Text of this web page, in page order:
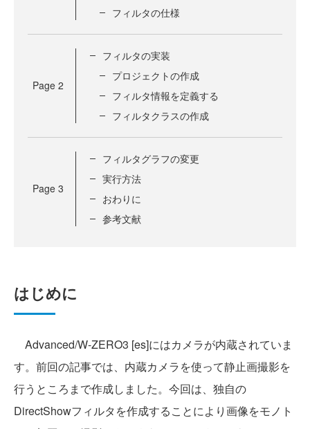
フィルタの仕様
Page 2
フィルタの実装
プロジェクトの作成
フィルタ情報を定義する
フィルタクラスの作成
Page 3
フィルタグラフの変更
実行方法
おわりに
参考文献
はじめに
Advanced/W-ZERO3 [es]にはカメラが内蔵されていま
す。前回の記事では、内蔵カメラを使って静止画撮影を
行うところまで作成しました。今回は、独自の
DirectShowフィルタを作成することにより画像をモノト